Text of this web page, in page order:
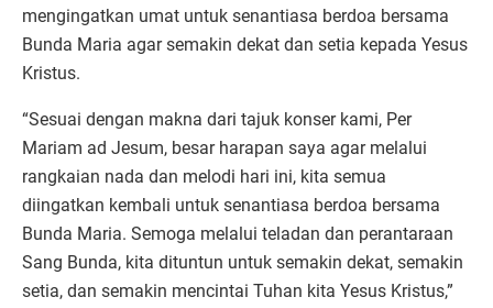
mengingatkan umat untuk senantiasa berdoa bersama
Bunda Maria agar semakin dekat dan setia kepada Yesus
Kristus.
“Sesuai dengan makna dari tajuk konser kami, Per
Mariam ad Jesum, besar harapan saya agar melalui
rangkaian nada dan melodi hari ini, kita semua
diingatkan kembali untuk senantiasa berdoa bersama
Bunda Maria. Semoga melalui teladan dan perantaraan
Sang Bunda, kita dituntun untuk semakin dekat, semakin
setia, dan semakin mencintai Tuhan kita Yesus Kristus,”